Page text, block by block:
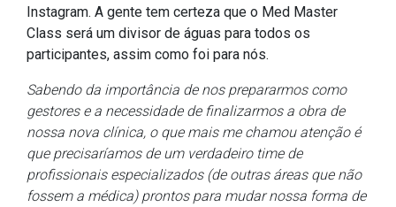
Instagram. A gente tem certeza que o Med Master
Class será um divisor de águas para todos os
participantes, assim como foi para nós.
Sabendo da importância de nos prepararmos como
gestores e a necessidade de finalizarmos a obra de
nossa nova clínica, o que mais me chamou atenção é
que precisaríamos de um verdadeiro time de
profissionais especializados (de outras áreas que não
fossem a médica) prontos para mudar nossa forma de